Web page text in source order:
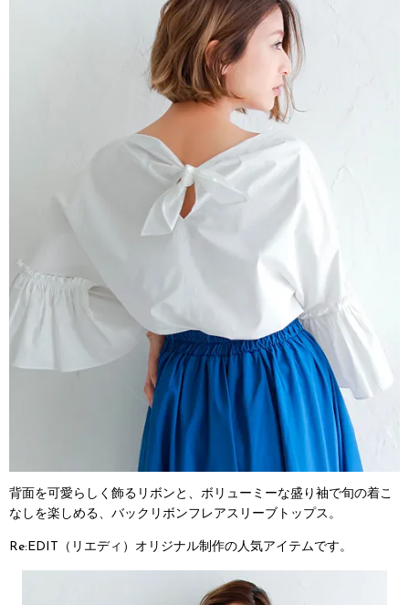
背面を可愛らしく飾るリボンと、ボリューミーな盛り袖で旬の着こ
なしを楽しめる、バックリボンフレアスリーブトップス。
Re:EDIT（リエディ）オリジナル制作の人気アイテムです。